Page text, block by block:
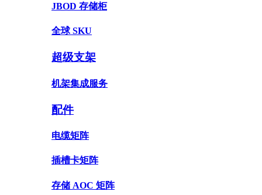
JBOD 存储柜
全球 SKU
超级支架
机架集成服务
配件
电缆矩阵
插槽卡矩阵
存储 AOC 矩阵